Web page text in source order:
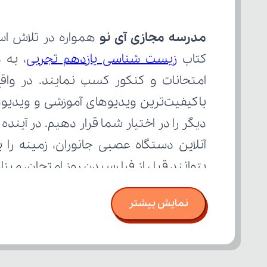
مدرسه مجازی آی نو
کتاب زیست شناسی یازدهم تجربی
بتوانند قبل از فرا رسیدن روز امتحان،
نمایش بیشتر